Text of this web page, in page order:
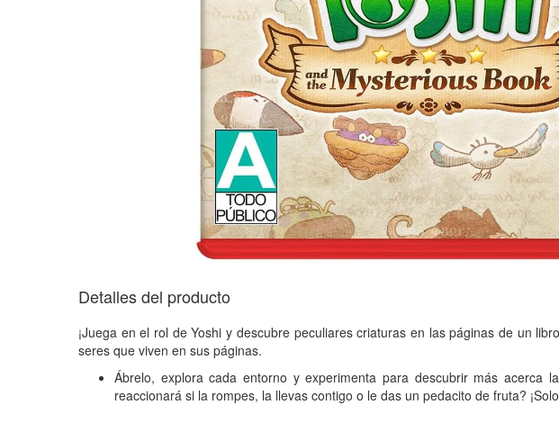
Detalles del producto
¡Juega en el rol de Yoshi y descubre peculiares criaturas en las páginas de un
seres que viven en sus páginas.
Ábrelo, explora cada entorno y experimenta para descubrir más
reaccionará si la rompes, la llevas contigo o le das un pedacito de fruta?